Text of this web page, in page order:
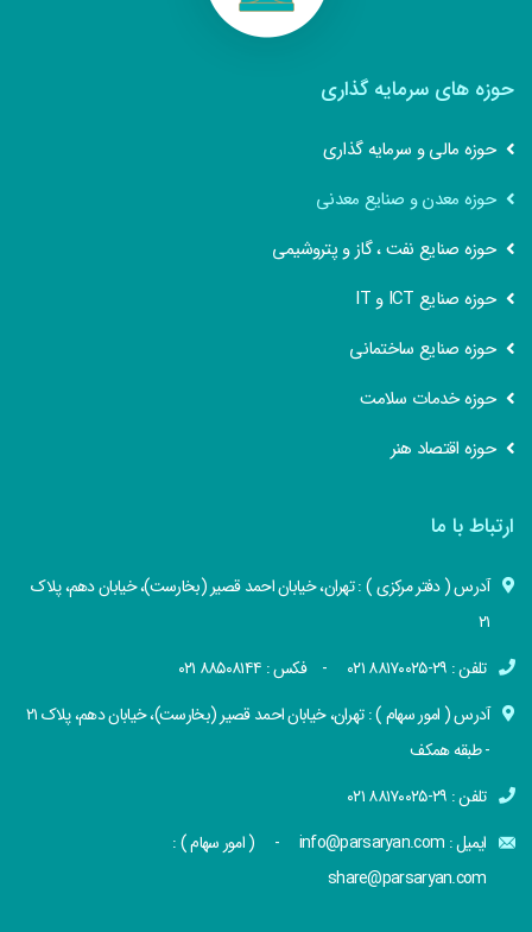
حوزه های سرمایه گذاری
حوزه مالی و سرمایه گذاری
حوزه معدن و صنایع معدنی
حوزه صنایع نفت ، گاز و پتروشیمی
حوزه صنایع ICT و IT
حوزه صنایع ساختمانی
حوزه خدمات سلامت
حوزه اقتصاد هنر
ارتباط با ما
آدرس ( دفتر مرکزی ) : تهران، خیابان احمد قصیر (بخارست)، خیابان دهم، پلاک
۲۱
تلفن : ۲۹-۸۸۱۷۰۰۲۵ ۰۲۱ - فکس : ۸۸۵۰۸۱۴۴ ۰۲۱
آدرس ( امور سهام ) : تهران، خیابان احمد قصیر (بخارست)، خیابان دهم، پلاک ۲۱
- طبقه همکف
تلفن : ۲۹-۸۸۱۷۰۰۲۵ ۰۲۱
ایمیل : info@parsaryan.com - ( امور سهام ) :
share@parsaryan.com